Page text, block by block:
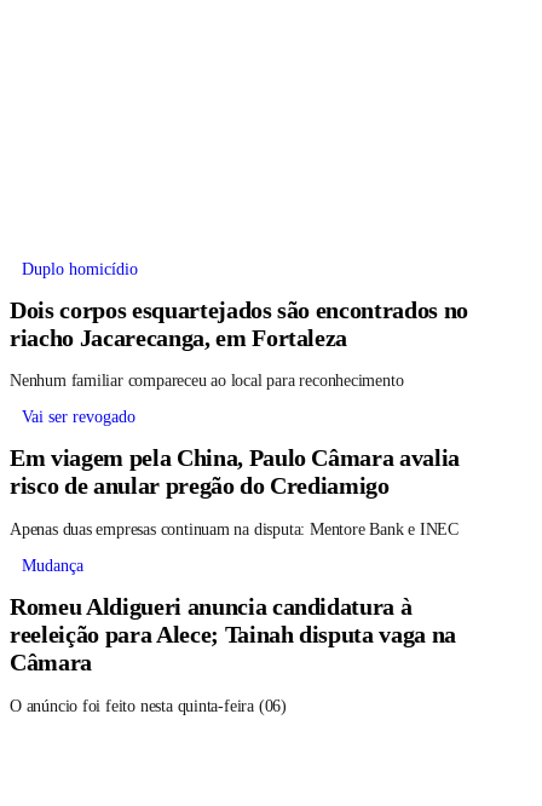
Duplo homicídio
Dois corpos esquartejados são encontrados no
riacho Jacarecanga, em Fortaleza
Nenhum familiar compareceu ao local para reconhecimento
Vai ser revogado
Em viagem pela China, Paulo Câmara avalia
risco de anular pregão do Crediamigo
Apenas duas empresas continuam na disputa: Mentore Bank e INEC
Mudança
Romeu Aldigueri anuncia candidatura à
reeleição para Alece; Tainah disputa vaga na
Câmara
O anúncio foi feito nesta quinta-feira (06)